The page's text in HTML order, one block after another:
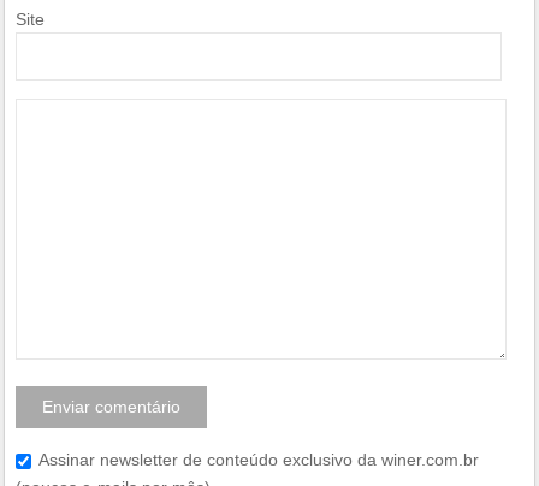
Site
Assinar newsletter de conteúdo exclusivo da winer.com.br